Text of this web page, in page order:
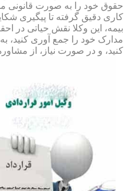
حقوق خود را به صورت قانونی
کاری دقیق گرفته تا پیگیری
بیمه، این وکلا نقش حیاتی در
مدارک خود را جمع آوری کنید،
کنید، و در صورت نیاز، از